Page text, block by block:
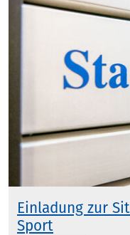
Einladung zur
Sport